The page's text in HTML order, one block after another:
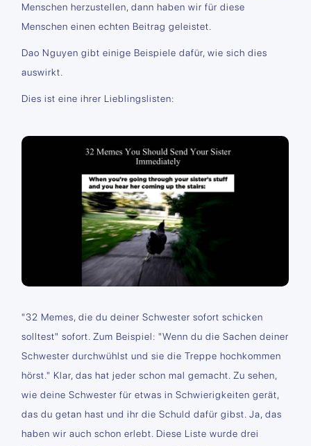
Menschen herzustellen, dann haben wir für diese
Menschen einen echten Beitrag geleistet.
Dao Nguyen gibt einige Beispiele dafür, wie sich dies
auswirkt.
Dies ist eine ihrer Lieblingslisten:
"32 Memes, die du deiner Schwester sofort schicken
solltest" sofort. Zum Beispiel: "Wenn du die Sachen deiner
Schwester durchwühlst und sie die Treppe hochkommen
hörst." Klar, das hat jeder schon mal gemacht. Zu sehen,
wie deine Schwester für etwas in Schwierigkeiten gerät,
das du getan hast und ihr die Schuld dafür gibst. Ja, das
haben wir auch schon erlebt. Diese Liste wurde drei